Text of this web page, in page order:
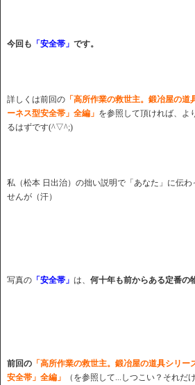
今回も 「安全帯」 です。
詳しくは前回の 「高所作業の救世主。鍛冶屋の
ーネス型安全帯」全編」 を参照して頂ければ、よ
るはずです(^▽^;)
私（松本 日出治）の拙い説明で「あなた」に伝わ
せんが（汗）
写真の 「安全帯」 は、 何十年も前からある定番の
前回の 「高所作業の救世主。鍛冶屋の道具シリ
安全帯」全編」
（を参照して...しつこい？それだ